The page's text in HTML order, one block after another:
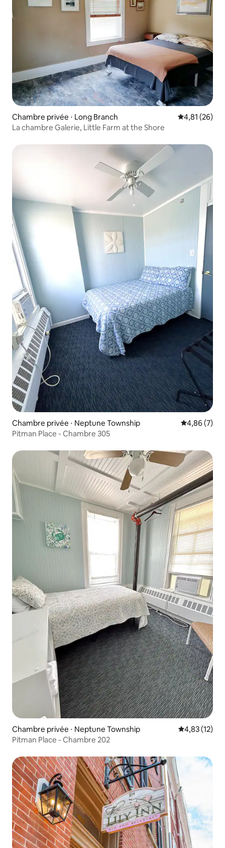
Chambre privée ⋅ Long Branch Évaluation
4,81 (26)
La chambre Galerie, Little Farm at the Shore
Chambre privée ⋅ Neptune Township Évaluation
4,86 (7)
Pitman Place - Chambre 305
Chambre privée ⋅ Neptune Township Évaluation
4,83 (12)
Pitman Place - Chambre 202